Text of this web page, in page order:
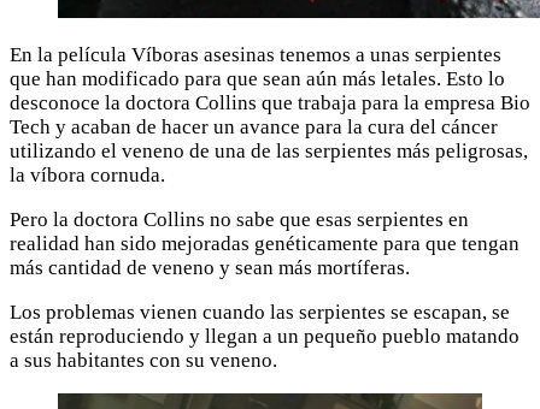
En la película Víboras asesinas tenemos a unas serpientes
que han modificado para que sean aún más letales. Esto lo
desconoce la doctora Collins que trabaja para la empresa Bio
Tech y acaban de hacer un avance para la cura del cáncer
utilizando el veneno de una de las serpientes más peligrosas,
la víbora cornuda.
Pero la doctora Collins no sabe que esas serpientes en
realidad han sido mejoradas genéticamente para que tengan
más cantidad de veneno y sean más mortíferas.
Los problemas vienen cuando las serpientes se escapan, se
están reproduciendo y llegan a un pequeño pueblo matando
a sus habitantes con su veneno.